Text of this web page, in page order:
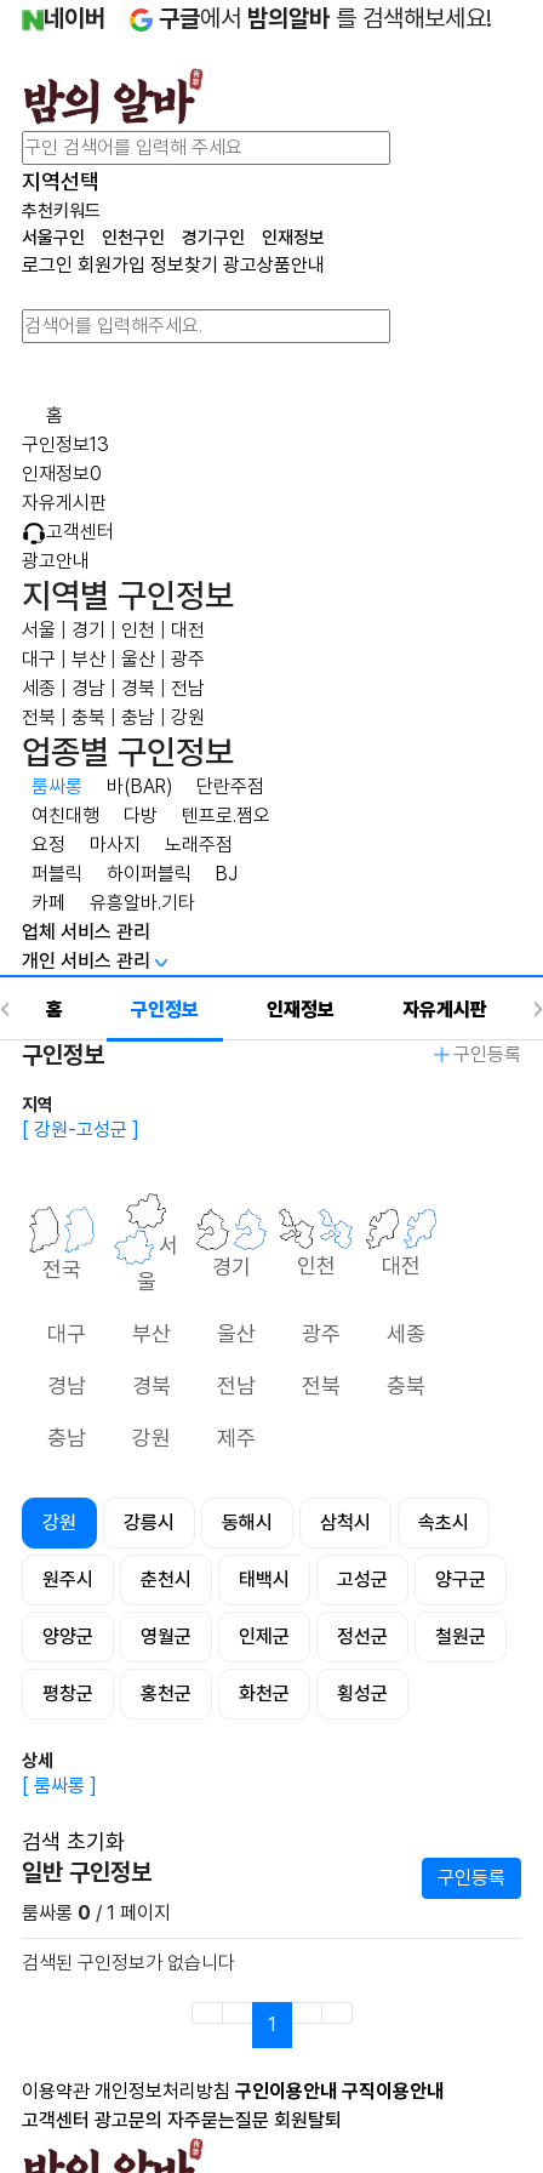
네이버 구글에서 밤의알바 를 검색해보세요!
지역선택
추천키워드
서울구인
인천구인 경기구인 인재정보
로그인 회원가입 정보찾기 광고상품안내
홈
구인정보13
인재정보0
자유게시판
고객센터
광고안내
지역별 구인정보
서울 경기 인천
대전
대구
부산| 울산| 광주
세종
경남| 경북
전남
전북
충북 충남| 강원
업종별 구인정보
룸싸롱 바(BAR)
단란주점
여친대행
다방
텐프로.쩜오
요정
마사지
노래주점
퍼블릭
하이퍼블릭
BJ
카페
유흥알바.기타
업체 서비스 관리
개인 서비스 관리
홈 구인정보 인재정보 자유게시판
구인정보 구인등록
지역
[ 강원-고성군 ]
전국
서
울
경기 인천 대전
대구 부산 울산 광주 세종
경남 경북 전남 전북 충북
충남 강원 제주
강원 강릉시 동해시 삼척시 속초시
원주시 춘천시 태백시 고성군 양구군
양양군 영월군 인제군 정선군 철원군
평창군 홍천군 화천군 횡성군
상세
[ 룸싸롱 ]
검색 초기화
일반 구인정보
구인등록
룸싸롱 0 / 1 페이지
검색된 구인정보가 없습니다
1 (current)
이용약관 개인정보처리방침 구인이용안내 구직이용안내
고객센터 광고문의 자주묻는질문 회원탈퇴